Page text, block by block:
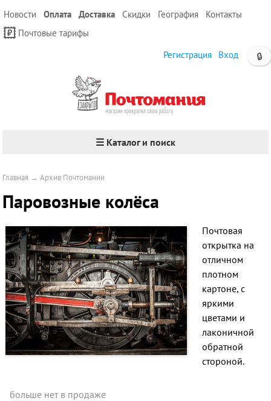
Новости Оплата Доставка Скидки География
Контакты
Почтовые тарифы
🔒
Регистрация Вход
☰ Каталог и поиск
Главная →Архив Почтомании
Паровозные колёса
Почтовая
открытка на
отличном
плотном
картоне, с
яркими
цветами и
лаконичной
обратной
стороной.
больше нет в продаже